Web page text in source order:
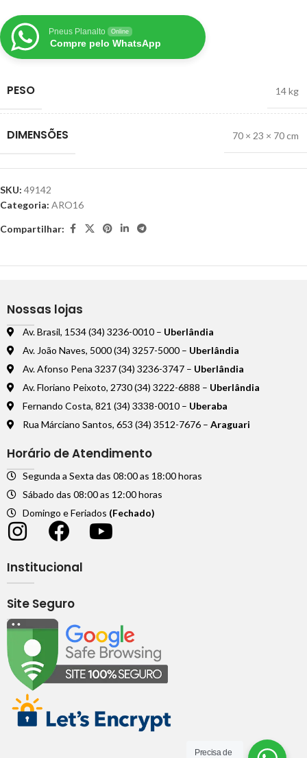
Pneus Planalto Online
Compre pelo WhatsApp
PESO 14 kg
DIMENSÕES 70 × 23 × 70 cm
SKU: 49142
Categoria: ARO16
Compartilhar:
Nossas lojas
Av. Brasil, 1534 (34) 3236-0010 – Uberlândia
Av. João Naves, 5000 (34) 3257-5000 – Uberlândia
Av. Afonso Pena 3237 (34) 3236-3747 – Uberlândia
Av. Floriano Peixoto, 2730 (34) 3222-6888 – Uberlândia
Fernando Costa, 821 (34) 3338-0010 – Uberaba
Rua Márciano Santos, 653 (34) 3512-7676 – Araguari
Horário de Atendimento
Segunda a Sexta das 08:00 as 18:00 horas
Sábado das 08:00 as 12:00 horas
Domingo e Feriados (Fechado)
Institucional
Site Seguro
Precisa de